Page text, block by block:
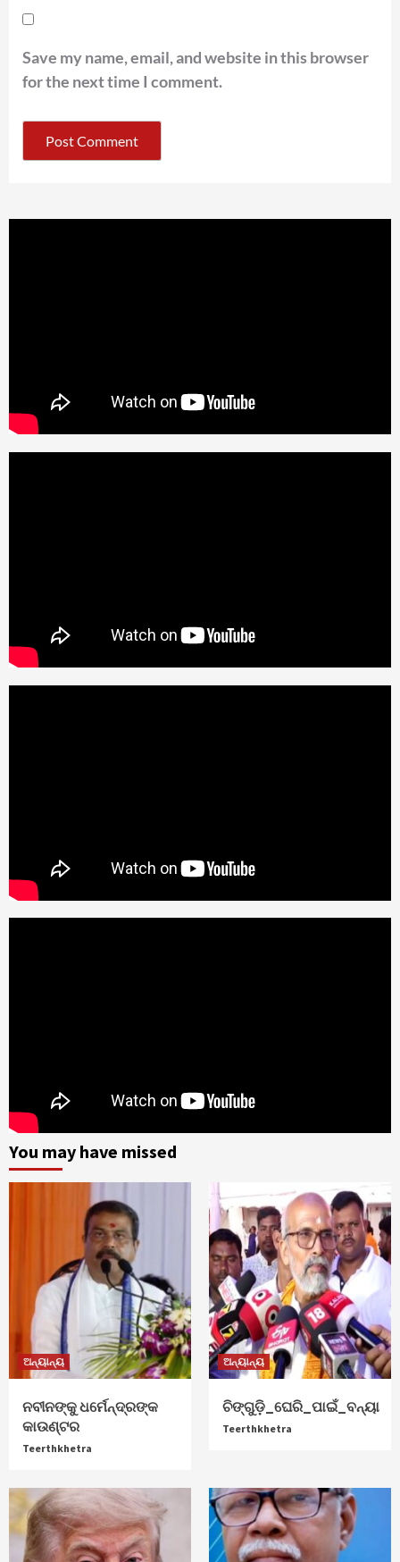
Save my name, email, and website in this browser
for the next time I comment.
You may have missed
ଅନ୍ୟାନ୍ୟ
ନବୀନଙ୍କୁ ଧର୍ମେନ୍ଦ୍ରଙ୍କ
କାଉଣ୍ଟର
Teerthkhetra
ଅନ୍ୟାନ୍ୟ
ଚିଙ୍ଗୁଡ଼ି_ଘେରି_ପାଇଁ_ବନ୍ୟା
Teerthkhetra